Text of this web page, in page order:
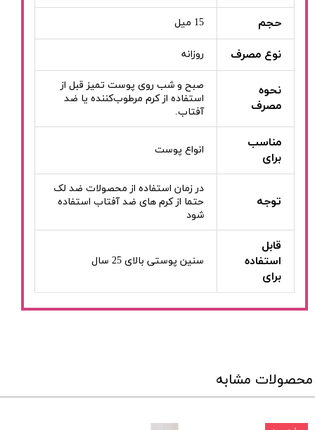
حجم 15 میل
نوع مصرف روزانه
نحوه
مصرف
صبح و شب روی پوست تمیز قبل از
استفاده از کرم مرطوب‌کننده یا ضد
آفتاب.
مناسب
برای
انواع پوست
توجه
در زمان استفاده از محصولات ضد لک
حتما از کرم های ضد آفتاب استفاده
شود
قابل
استفاده
برای
سنین پوستی بالای 25 سال
محصولات مشابه